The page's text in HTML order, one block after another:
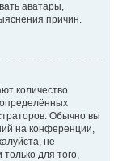
аватары,
причин.
количество
Обычно вы
на конференции,
не
для того,